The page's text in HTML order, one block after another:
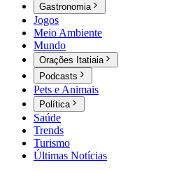
Gastronomia
Jogos
Meio Ambiente
Mundo
Orações Itatiaia
Podcasts
Pets e Animais
Política
Saúde
Trends
Turismo
Últimas Notícias